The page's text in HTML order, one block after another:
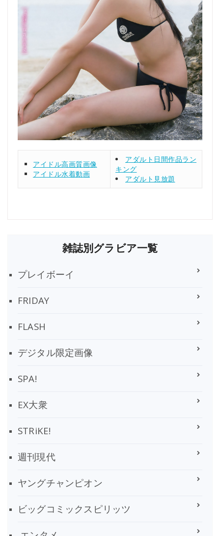
アイドル高画質画像
アイドル水着動画
アダルト日間作品ラン
キング
アダルト見放題
雑誌別グラビア一覧
プレイボーイ
FRIDAY
FLASH
デジタル限定画像
SPA!
EX大衆
STRiKE!
週刊現代
ヤングチャンピオン
ビッグコミックスピリッツ